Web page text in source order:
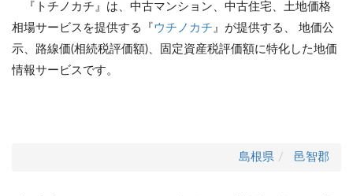
『トチノカチ』は、中古マンション、中古住宅、土地価格
相場サービスを提供する『 ウチノカチ 』が提供する、 地価公
示、路線価(相続税評価額)、固定資産税評価額に特化した地価
情報サービスです。
島根県 邑智郡